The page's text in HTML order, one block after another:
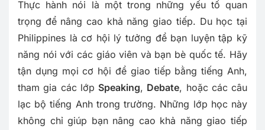
Thực hành nói là một trong những yếu tố quan
trọng để nâng cao khả năng giao tiếp. Du học tại
Philippines là cơ hội lý tưởng để bạn luyện tập kỹ
năng nói với các giáo viên và bạn bè quốc tế. Hãy
tận dụng mọi cơ hội để giao tiếp bằng tiếng Anh,
tham gia các lớp Speaking, Debate, hoặc các câu
lạc bộ tiếng Anh trong trường. Những lớp học này
không chỉ giúp bạn nâng cao khả năng giao tiếp